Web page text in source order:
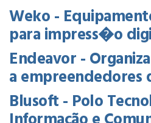
Weko -
para impress�o
Endeavor -
a empreendedores
Blusoft - Polo